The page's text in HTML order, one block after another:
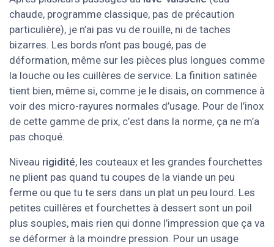
chaude, programme classique, pas de précaution
particulière), je n’ai pas vu de rouille, ni de taches
bizarres. Les bords n’ont pas bougé, pas de
déformation, même sur les pièces plus longues comme
la louche ou les cuillères de service. La finition satinée
tient bien, même si, comme je le disais, on commence à
voir des micro-rayures normales d’usage. Pour de l’inox
de cette gamme de prix, c’est dans la norme, ça ne m’a
pas choqué.
Niveau rigidité, les couteaux et les grandes fourchettes
ne plient pas quand tu coupes de la viande un peu
ferme ou que tu te sers dans un plat un peu lourd. Les
petites cuillères et fourchettes à dessert sont un poil
plus souples, mais rien qui donne l’impression que ça va
se déformer à la moindre pression. Pour un usage